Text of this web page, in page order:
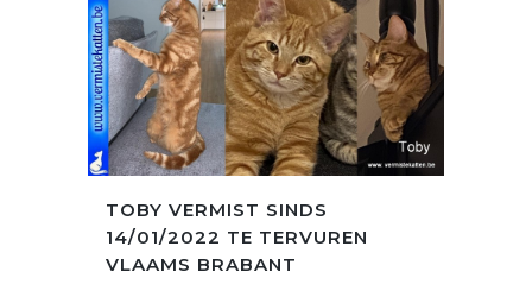
TOBY VERMIST SINDS
14/01/2022 TE TERVUREN
VLAAMS BRABANT